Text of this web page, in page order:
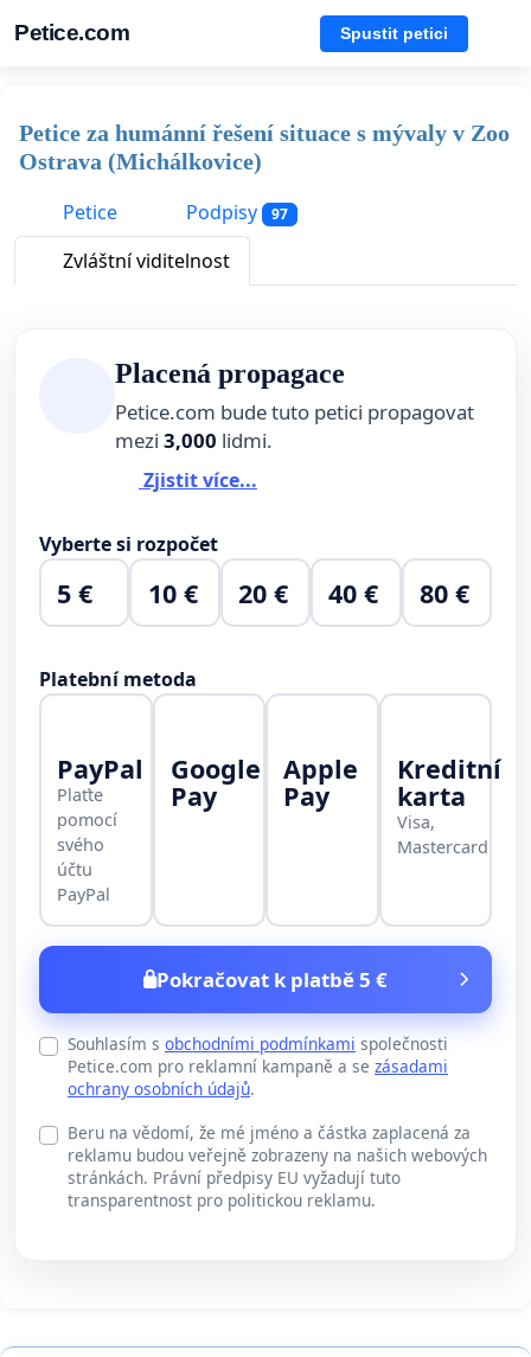
Petice.com Spustit petici
Petice za humánní řešení situace s mývaly v Zoo
Ostrava (Michálkovice)
Petice
Podpisy 97
Zvláštní viditelnost
Placená propagace
Petice.com bude tuto petici propagovat
mezi 3,000 lidmi.
Zjistit více...
Vyberte si rozpočet
5 € 10 € 20 € 40 € 80 €
Platební metoda
PayPal
Plaťte
pomocí
svého
účtu
PayPal
Google
Pay
Apple
Pay
Kreditní
karta
Visa,
Mastercard
Pokračovat k platbě 5 €
Souhlasím s obchodními podmínkami společnosti
Petice.com pro reklamní kampaně a se zásadami
ochrany osobních údajů.
Beru na vědomí, že mé jméno a částka zaplacená za
reklamu budou veřejně zobrazeny na našich webových
stránkách. Právní předpisy EU vyžadují tuto
transparentnost pro politickou reklamu.